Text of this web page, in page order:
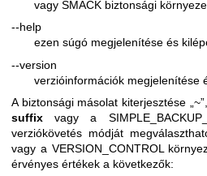
vagy SMACK biztonsági
--help
ezen súgó megjelenítése és
--version
verzióinformációk megjelenítése
A biztonsági másolat kiterjesztése
suffix vagy a
verziókövetés módját
vagy a VERSION_CONTROL
érvényes értékek a következők: